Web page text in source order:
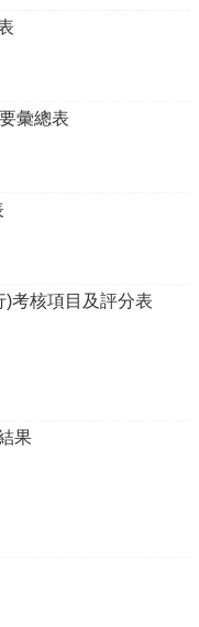
彙總表
考核項目及評分表
果